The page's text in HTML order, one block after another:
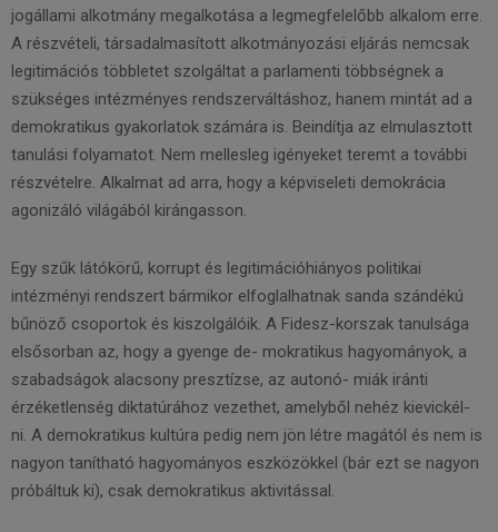
jogállami alkotmány megalkotása a legmegfelelőbb alkalom erre.
A részvételi, társadalmasított alkotmányozási eljárás nemcsak
legitimációs többletet szolgáltat a parlamenti többségnek a
szükséges intézményes rendszerváltáshoz, hanem mintát ad a
demokratikus gyakorlatok számára is. Beindítja az elmulasztott
tanulási folyamatot. Nem mellesleg igényeket teremt a további
részvételre. Alkalmat ad arra, hogy a képviseleti demokrácia
agonizáló világából kirángasson.
Egy szűk látókörű, korrupt és legitimációhiányos politikai
intézményi rendszert bármikor elfoglalhatnak sanda szándékú
bűnöző csoportok és kiszolgálóik. A Fidesz-korszak tanulsága
elsősorban az, hogy a gyenge de- mokratikus hagyományok, a
szabadságok alacsony presztízse, az autonó- miák iránti
érzéketlenség diktatúrához vezethet, amelyből nehéz kievickél-
ni. A demokratikus kultúra pedig nem jön létre magától és nem is
nagyon tanítható hagyományos eszközökkel (bár ezt se nagyon
próbáltuk ki), csak demokratikus aktivitással.